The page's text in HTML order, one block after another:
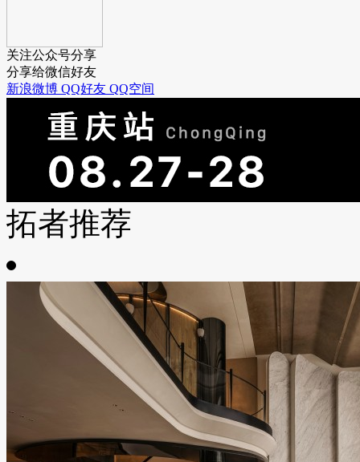
关注公众号分享
分享给微信好友
新浪微博 QQ好友 QQ空间
拓者推荐